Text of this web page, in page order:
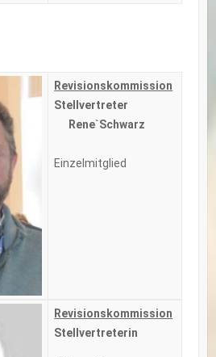
Revisionskommission
Stellvertreter
Rene`Schwarz
Einzelmitglied
Revisionskommission
Stellvertreterin